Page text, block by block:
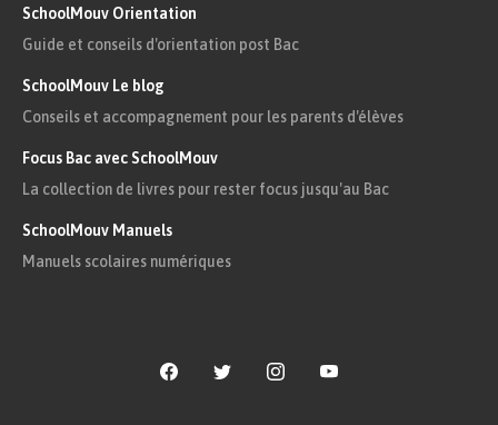
SchoolMouv Orientation
Guide et conseils d'orientation post Bac
SchoolMouv Le blog
Conseils et accompagnement pour les parents d'élèves
Focus Bac avec SchoolMouv
La collection de livres pour rester focus jusqu'au Bac
SchoolMouv Manuels
Manuels scolaires numériques